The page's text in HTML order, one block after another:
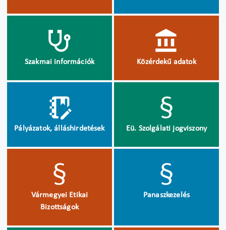
Szakmai információk Közérdekű adatok
Pályázatok, álláshirdetések Eü. Szolgálati jogviszony
Vármegyei Etikai
Bizottságok
Panaszkezelés